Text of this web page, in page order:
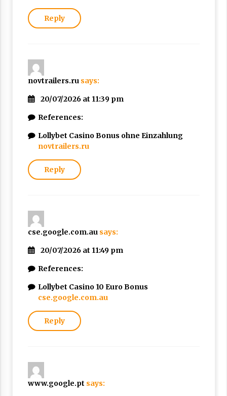
Reply
novtrailers.ru says:
20/07/2026 at 11:39 pm
References:
Lollybet Casino Bonus ohne Einzahlung
novtrailers.ru
Reply
cse.google.com.au says:
20/07/2026 at 11:49 pm
References:
Lollybet Casino 10 Euro Bonus
cse.google.com.au
Reply
www.google.pt says: